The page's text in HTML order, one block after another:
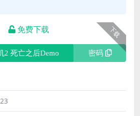
下载
免费下载
2 死亡之后Demo 密码